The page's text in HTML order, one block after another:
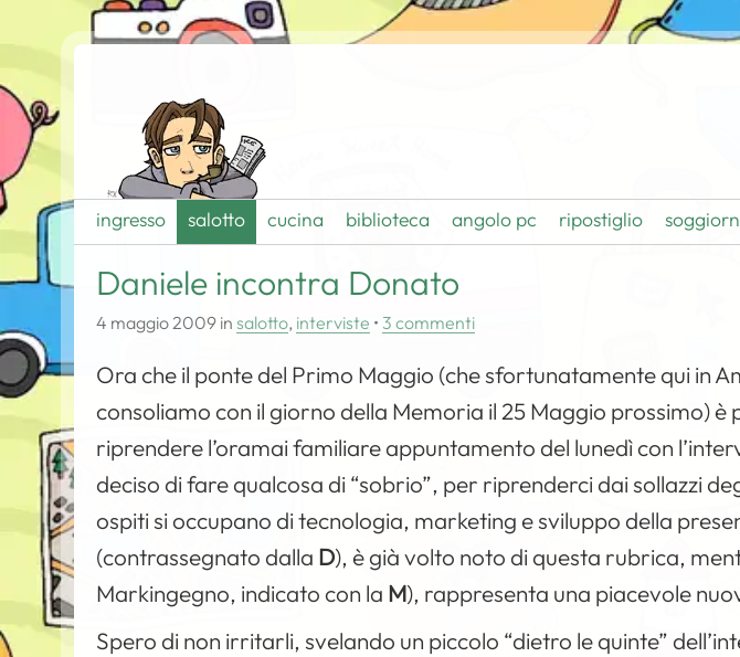
ingresso salotto cucina biblioteca angolo pc ripostiglio
Daniele incontra Donato
4 maggio 2009 insalotto, interviste • 3 commenti
Ora che il ponte del Primo Maggio (che sfortunatamente qui in
consoliamo con il giorno della Memoria il 25 Maggio prossimo) è
riprendere l’oramai familiare appuntamento del lunedì con
deciso di fare qualcosa di “sobrio”, per riprenderci dai sollazzi
ospiti si occupano di tecnologia, marketing e sviluppo della
(contrassegnato dalla D), è già volto noto di questa rubrica,
Markingegno, indicato con la M), rappresenta una piacevole
Spero di non irritarli, svelando un piccolo “dietro le quinte”